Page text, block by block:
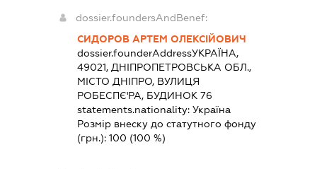
dossier.foundersAndBenef:
СИДОРОВ АРТЕМ ОЛЕКСІЙОВИЧ
dossier.founderAddressУКРАЇНА,
49021, ДНІПРОПЕТРОВСЬКА ОБЛ.,
МІСТО ДНІПРО, ВУЛИЦЯ
РОБЕСПЄ'РА, БУДИНОК 76
statements.nationality:Україна
Розмір внеску до статутного фонду
(грн.):100 (100 %)